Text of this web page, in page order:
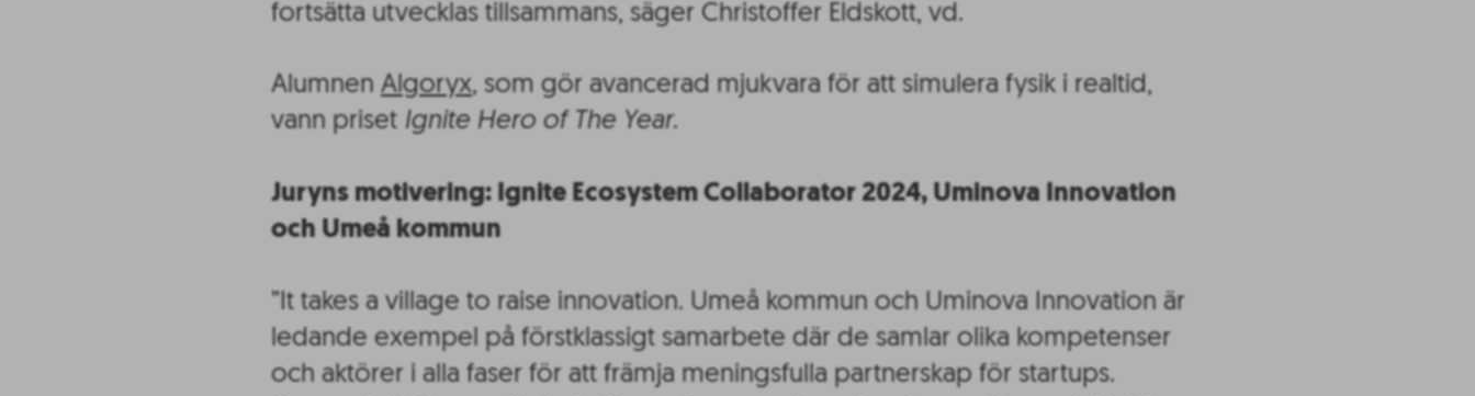
fortsätta utvecklas tillsammans, säger Christoffer Eldskott, vd.
Alumnen Algoryx, som gör avancerad mjukvara för att simulera fysik i realtid,
vann priset Ignite Hero of The Year.
Juryns motivering: Ignite Ecosystem Collaborator 2024, Uminova Innovation
och Umeå kommun
”It takes a village to raise innovation. Umeå kommun och Uminova Innovation är
ledande exempel på förstklassigt samarbete där de samlar olika kompetenser
och aktörer i alla faser för att främja meningsfulla partnerskap för startups.